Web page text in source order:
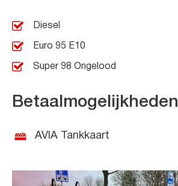
Diesel
Euro 95 E10
Super 98 Ongelood
Betaalmogelijkheden
AVIA Tankkaart